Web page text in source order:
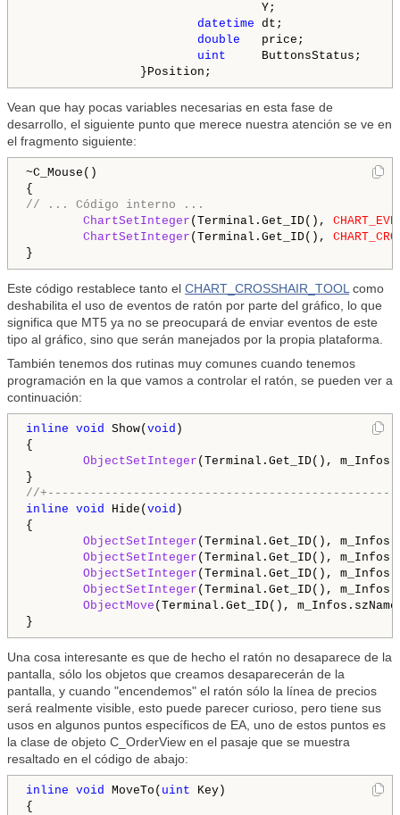
Y;
datetime dt;
double price;
uint ButtonsStatus;
Vean que hay pocas variables necesarias en esta fase de
desarrollo, el siguiente punto que merece nuestra atención se ve en
el fragmento siguiente:
~C_Mouse()
// ... Código interno ...
ChartSetInteger (Terminal.Get_ID(),
ChartSetInteger (Terminal.Get_ID(),
Este código restablece tanto el CHART_CROSSHAIR_TOOLcomo
deshabilita el uso de eventos de ratón por parte del gráfico, lo que
significa que MT5 ya no se preocupará de enviar eventos de este
tipo al gráfico, sino que serán manejados por la propia plataforma.
También tenemos dos rutinas muy comunes cuando tenemos
programación en la que vamos a controlar el ratón, se pueden ver a
continuación:
inline void Show( void )
{
ObjectSetInteger (Terminal.Get_ID(),
//
inline void Hide( void )
{
ObjectSetInteger (Terminal.Get_ID(),
ObjectSetInteger (Terminal.Get_ID(),
ObjectSetInteger (Terminal.Get_ID(),
ObjectSetInteger (Terminal.Get_ID(),
ObjectMove (Terminal.Get_ID(),
Una cosa interesante es que de hecho el ratón no desaparece de la
pantalla, sólo los objetos que creamos desaparecerán de la
pantalla, y cuando "encendemos" el ratón sólo la línea de precios
será realmente visible, esto puede parecer curioso, pero tiene sus
usos en algunos puntos específicos de EA, uno de estos puntos es
la clase de objeto C_OrderView en el pasaje que se muestra
resaltado en el código de abajo:
inline void MoveTo( uint Key)
{